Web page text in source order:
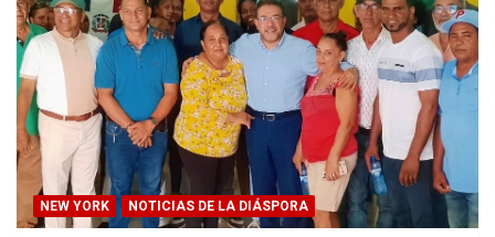
NEW YORK NOTICIAS DE LA DIÁSPORA